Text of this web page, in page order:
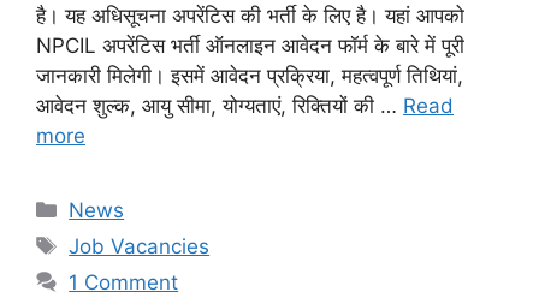
है। यह अधिसूचना अपरेंटिस की भर्ती के लिए है। यहां आपको
NPCIL अपरेंटिस भर्ती ऑनलाइन आवेदन फॉर्म के बारे में पूरी
जानकारी मिलेगी। इसमें आवेदन प्रक्रिया, महत्वपूर्ण तिथियां,
आवेदन शुल्क, आयु सीमा, योग्यताएं, रिक्तियों की … Read
more
Categories
News
Tags
Job Vacancies
1 Comment